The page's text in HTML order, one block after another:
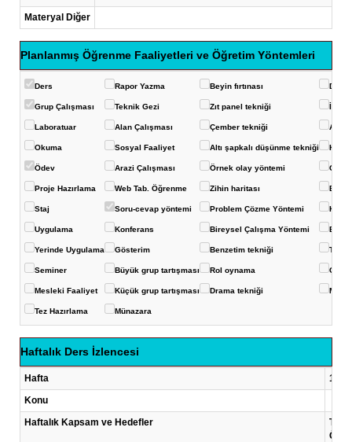
Materyal Diğer
Planlanmış Öğrenme Faaliyetleri ve Öğretim Yöntemleri
Ders Rapor Yazma Beyin fırtınası
Grup Çalışması Teknik Gezi Zıt panel tekniği
Laboratuar Alan Çalışması Çember tekniği
Okuma Sosyal Faaliyet Altı şapkalı düşünme tekniği
Ödev Arazi Çalışması Örnek olay yöntemi
Proje Hazırlama Web Tab. Öğrenme Zihin haritası Balık
Staj Soru-cevap yöntemi Problem Çözme Yöntemi
Uygulama Konferans Bireysel Çalışma Yöntemi
Yerinde Uygulama Gösterim Benzetim tekniği Ters-
Seminer Büyük grup tartışması Rol oynama
Mesleki Faaliyet Küçük grup tartışması Drama tekniği
Tez Hazırlama Münazara
Haftalık Ders İzlencesi
Hafta
1
Konu
Haftalık Kapsam ve Hedefler